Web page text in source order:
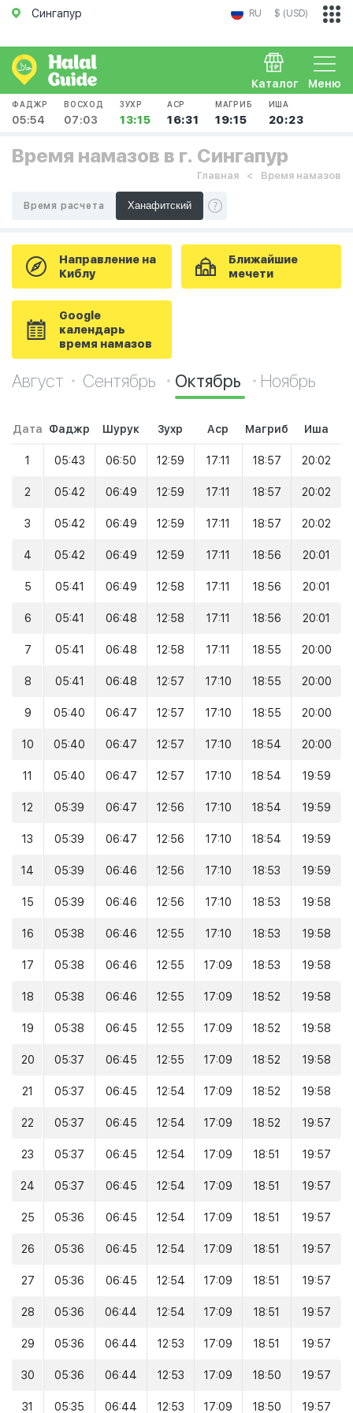
Сингапур RU $ (USD)
Меню
Каталог
ФАДЖР
05:54
ВОСХОД
07:03
ЗУХР
13:15
АСР
16:31
МАГРИБ
19:15
ИША
20:23
Время намазов в г. Сингапур
Главная Время намазов
Время расчета
Направление на
Киблу
Ближайшие
мечети
Google
календарь
время намазов
Август Сентябрь Октябрь Ноябрь
Дата Фаджр Шурук Зухр Аср Магриб Иша
1 05:43 06:50 12:59 17:11 18:57 20:02
2 05:42 06:49 12:59 17:11 18:57 20:02
3 05:42 06:49 12:59 17:11 18:57 20:02
4 05:42 06:49 12:59 17:11 18:56 20:01
5 05:41 06:49 12:58 17:11 18:56 20:01
6 05:41 06:48 12:58 17:11 18:56 20:01
7 05:41 06:48 12:58 17:11 18:55 20:00
8 05:41 06:48 12:57 17:10 18:55 20:00
9 05:40 06:47 12:57 17:10 18:55 20:00
10 05:40 06:47 12:57 17:10 18:54 20:00
11 05:40 06:47 12:57 17:10 18:54 19:59
12 05:39 06:47 12:56 17:10 18:54 19:59
13 05:39 06:47 12:56 17:10 18:54 19:59
14 05:39 06:46 12:56 17:10 18:53 19:59
15 05:39 06:46 12:56 17:10 18:53 19:58
16 05:38 06:46 12:55 17:10 18:53 19:58
17 05:38 06:46 12:55 17:09 18:53 19:58
18 05:38 06:46 12:55 17:09 18:52 19:58
19 05:38 06:45 12:55 17:09 18:52 19:58
20 05:37 06:45 12:55 17:09 18:52 19:58
21 05:37 06:45 12:54 17:09 18:52 19:58
22 05:37 06:45 12:54 17:09 18:52 19:57
23 05:37 06:45 12:54 17:09 18:51 19:57
24 05:37 06:45 12:54 17:09 18:51 19:57
25 05:36 06:45 12:54 17:09 18:51 19:57
26 05:36 06:45 12:54 17:09 18:51 19:57
27 05:36 06:45 12:54 17:09 18:51 19:57
28 05:36 06:44 12:54 17:09 18:51 19:57
29 05:36 06:44 12:53 17:09 18:51 19:57
30 05:36 06:44 12:53 17:09 18:50 19:57
31 05:35 06:44 12:53 17:09 18:50 19:57